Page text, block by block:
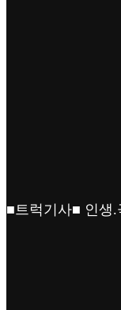
■트럭기사■ 인생.